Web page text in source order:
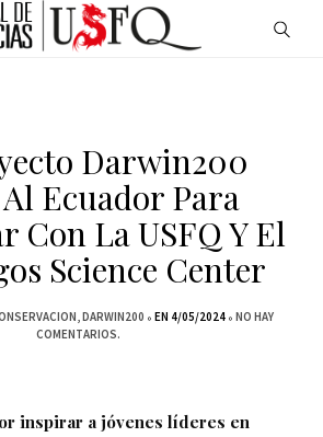
Darwin200
Ecuador Para
Con La USFQ Y El
Science Center
DARWIN200 EN 4/05/2024
NO HAY
COMENTARIOS.
inspirar a jóvenes líderes en